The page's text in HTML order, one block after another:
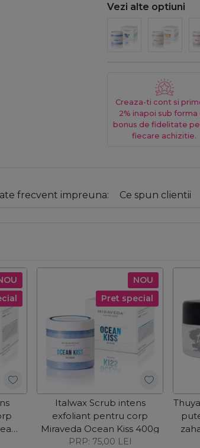
Vezi alte optiuni
Creaza-ti cont si
2% inapoi sub forma
bonus de fidelitate
fiecare achizitie.
frecvent impreuna: Ce spun clientii
NOU
Pret special
Italwax Scrub intens
exfoliant pentru corp
Miraveda Ocean Kiss 400g
PRP: 75,00 LEI